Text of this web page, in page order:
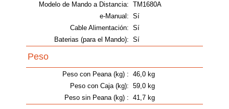
Modelo de Mando a Distancia: TM1680A
e-Manual: Sí
Cable Alimentación: Sí
Baterias (para el Mando): Sí
Peso
Peso con Peana (kg) : 46,0 kg
Peso con Caja (kg): 59,0 kg
Peso sin Peana (kg) : 41,7 kg